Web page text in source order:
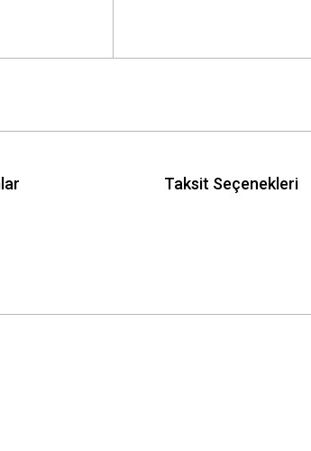
Taksit Seçenekleri